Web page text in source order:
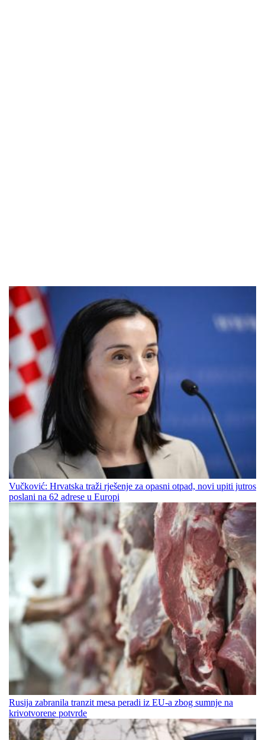
Vučković: Hrvatska traži rješenje za opasni otpad, novi upiti jutros
poslani na 62 adrese u Europi
Rusija zabranila tranzit mesa peradi iz EU-a zbog sumnje na
krivotvorene potvrde